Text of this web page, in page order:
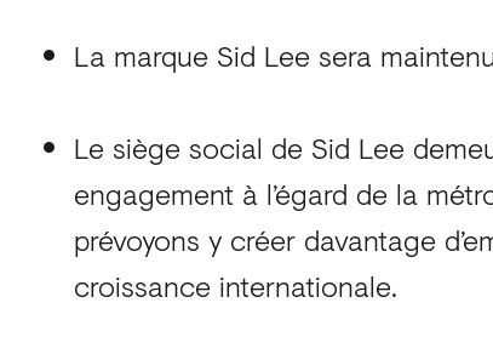
La marque Sid Lee sera
Le siège social de Sid Lee
engagement à l’égard de la
prévoyons y créer davantage
croissance internationale.